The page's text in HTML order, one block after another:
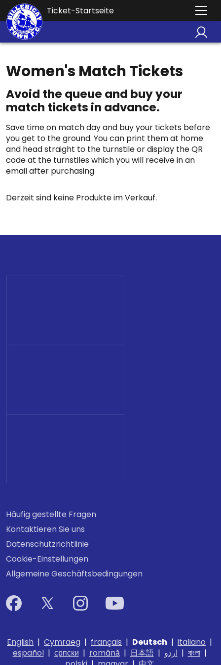
Ticket-Startseite
Women's Match Tickets
Avoid the queue and buy your
match tickets in advance.
Save time on match day and buy your tickets before
you get to the ground. You can print them at home
and head straight to the turnstile or display the QR
code at the turnstiles which you will receive in an
email after purchasing
Derzeit sind keine Produkte im Verkauf.
Häufig gestellte Fragen
Kontaktieren Sie uns
Datenschutzrichtlinie
Cookie-Einstellungen
Allgemeine Geschäftsbedingungen
English | Cymraeg | français | Deutsch | italiano |
español| српски | română| 日本語| اردو | বাংলা|